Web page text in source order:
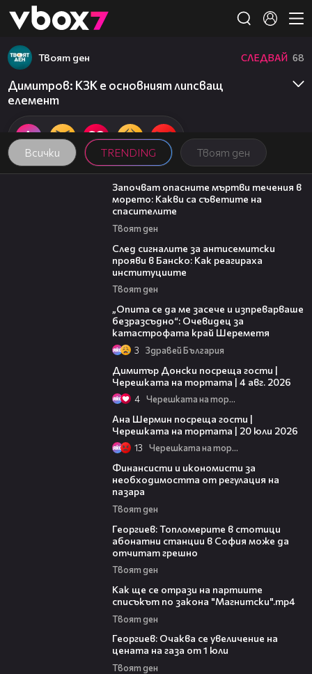
👾
Всички TRENDING Твоят ден
Твоят ден СЛЕДВАЙ 68
Димитров: КЗК е основният липсващ
елемент
03:59
Започват опасните мъртви течения в
морето: Какви са съветите на
спасителите
Твоят ден
След сигналите за антисемитски
прояви в Банско: Как реагираха
институциите
Твоят ден
„Опита се да ме засече и изпреварваше
безразсъдно“: Очевидец за
катастрофата край Шереметя
3 Здравей България
Димитър Донски посреща гости |
Черешката на тортата | 4 авг. 2026
4 Черешката на тортата
Ана Шермин посреща гости |
Черешката на тортата | 20 юли 2026
13 Черешката на тортата
Финансисти и икономисти за
необходимостта от регулация на
пазара
Твоят ден
Георгиев: Топломерите в стотици
абонатни станции в София може да
отчитат грешно
Твоят ден
Как ще се отрази на партиите
списъкът по закона "Магнитски".mp4
Твоят ден
Георгиев: Очаква се увеличение на
цената на газа от 1 юли
Твоят ден